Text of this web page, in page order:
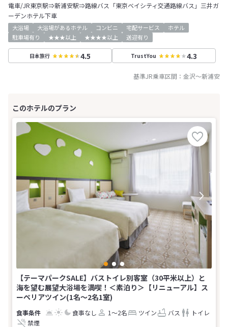
電車/JR東京駅⇒新浦安駅⇒路線バス「東京ベイシティ交通路線バス」三井ガ
ーデンホテル下車
大浴場 大浴場があるホテル コンビニ 宅配サービス
ホテル
駐車場有り
★★★以上 ★★★★以上 送迎有り
日本旅行 4.5 TrustYou 4.3
基準JR乗車区間： 金沢～新浦安
【テーマパークSALE】バストイレ別客室（30平米以上）と
海を望む展望大浴場を満喫！＜素泊り＞【リニューアル】ス
ーペリアツイン(1名～2名1室)
食事なし 1～2名 ツイン バス
トイレ
禁煙